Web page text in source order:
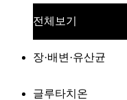
전체보기
장·배변·유산균
글루타치온